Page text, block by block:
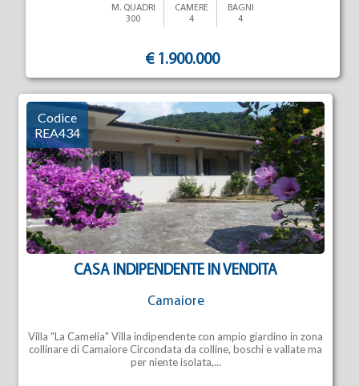
M. QUADRI
300
CAMERE
4
BAGNI
4
€ 1.900.000
CASA INDIPENDENTE IN VENDITA
Camaiore
Codice
REA434
Villa "La Camelia" Villa indipendente con ampio giardino in zona
collinare di Camaiore Circondata da colline, boschi e vallate ma
per niente isolata,...